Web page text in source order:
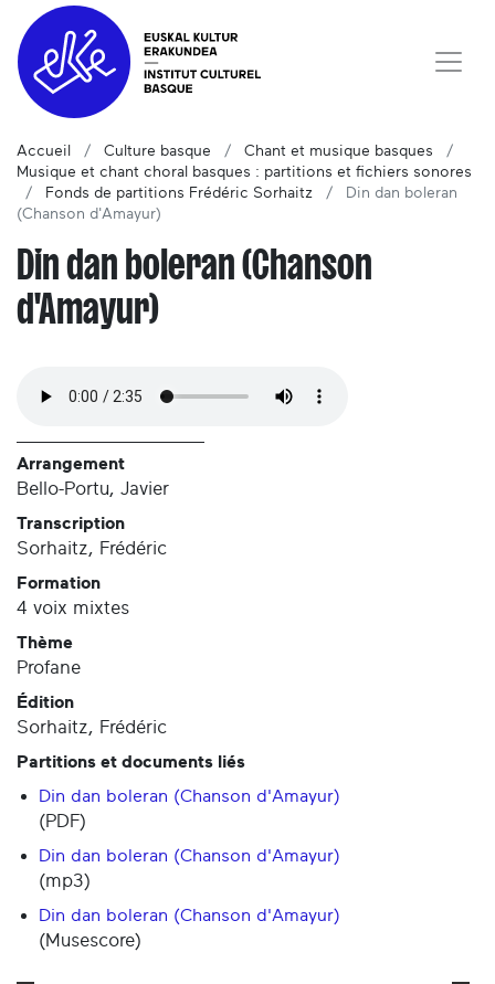
Accueil Culture basque
Chant et musique basques
Musique et chant choral basques : partitions et fichiers sonores
Fonds de partitions Frédéric Sorhaitz
Din dan boleran
(Chanson d'Amayur)
Din dan boleran (Chanson
d'Amayur)
Arrangement
Bello-Portu, Javier
Transcription
Sorhaitz, Frédéric
Formation
4 voix mixtes
Thème
Profane
Édition
Sorhaitz, Frédéric
Partitions et documents liés
Din dan boleran (Chanson d'Amayur)
(PDF)
Din dan boleran (Chanson d'Amayur)
(mp3)
Din dan boleran (Chanson d'Amayur)
(Musescore)